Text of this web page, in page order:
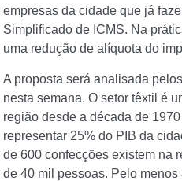
empresas da cidade que já
Simplificado de ICMS. Na
uma redução de alíquota do
A proposta será analisada
nesta semana. O setor têxtil é
região desde a década de
representar 25% do PIB da
de 600 confecções existem na
de 40 mil pessoas. Pelo